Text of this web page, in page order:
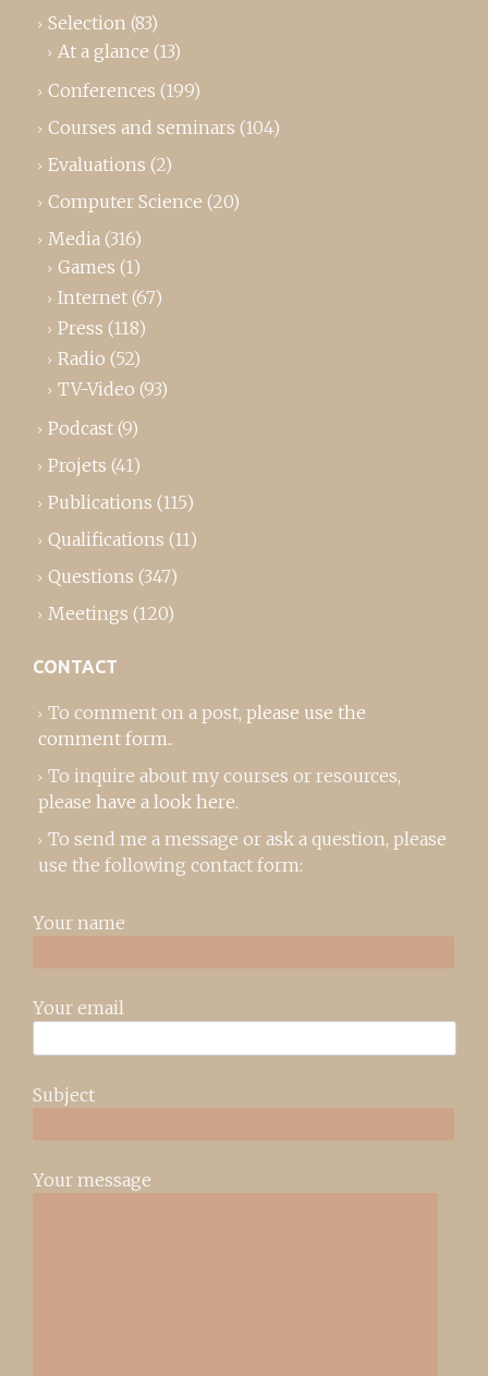
Selection (83)
At a glance (13)
Conferences (199)
Courses and seminars (104)
Evaluations (2)
Computer Science (20)
Media (316)
Games (1)
Internet (67)
Press (118)
Radio (52)
TV-Video (93)
Podcast (9)
Projets (41)
Publications (115)
Qualifications (11)
Questions (347)
Meetings (120)
CONTACT
To comment on a post, please use the
comment form..
To inquire about my courses or resources,
please have a look here.
To send me a message or ask a question, please
use the following contact form:
Your name
Your email
Subject
Your message